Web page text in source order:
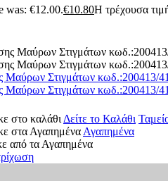
was: €12.00.€10.80Η τρέχουσα
Μαύρων Στιγμάτων κωδ.:200413/
Μαύρων Στιγμάτων κωδ.:200413/
στο καλάθι Δείτε το Καλάθι
στα Αγαπημένα Αγαπημένα
από τα Αγαπημένα